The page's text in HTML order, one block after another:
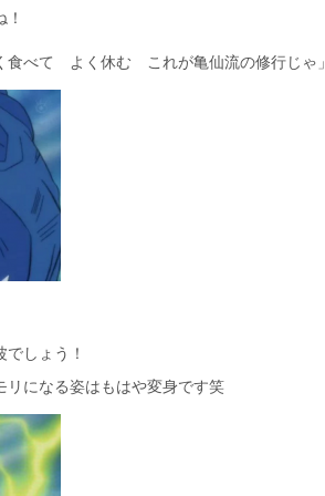
べて よく休む これが亀仙流の修行じゃ
しょう！
リになる姿はもはや変身です笑